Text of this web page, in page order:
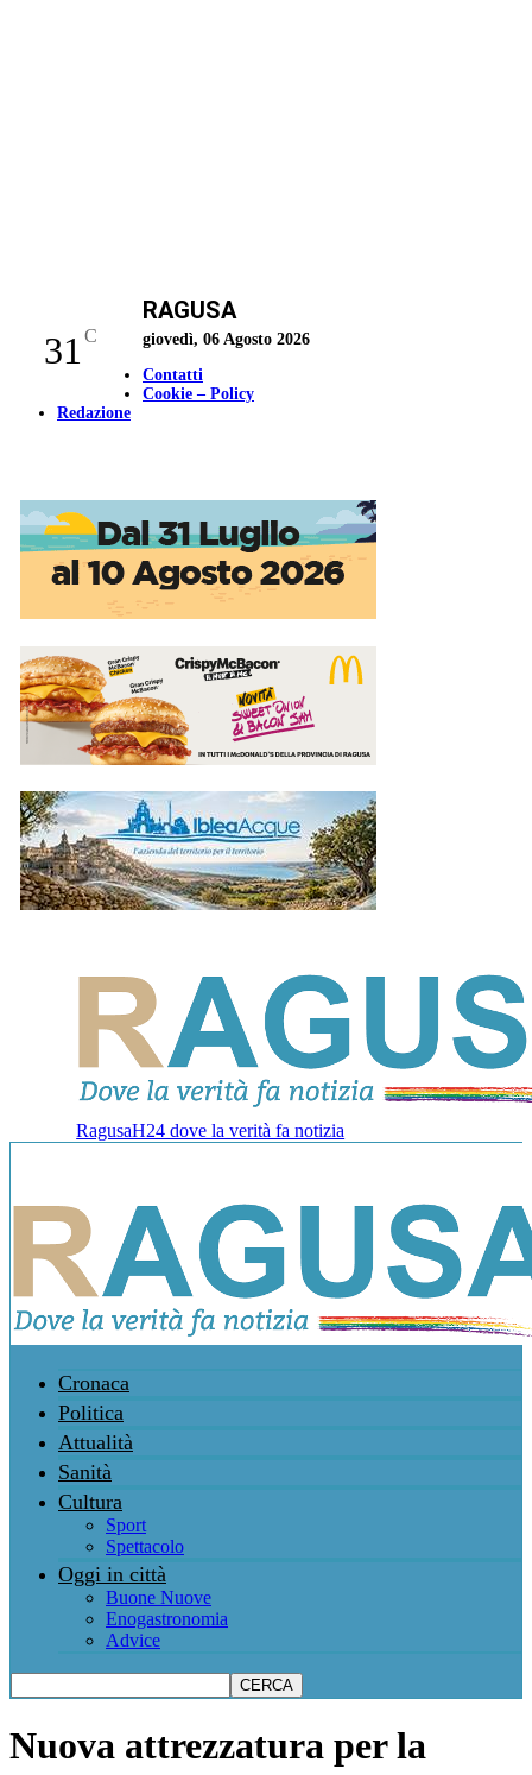
31 C
RAGUSA
giovedì, 06 Agosto 2026
Contatti
Cookie – Policy
Redazione
RagusaH24 dove la verità fa notizia
Cronaca
Politica
Attualità
Sanità
Cultura
Sport
Spettacolo
Oggi in città
Buone Nuove
Enogastronomia
Advice
Nuova attrezzatura per la